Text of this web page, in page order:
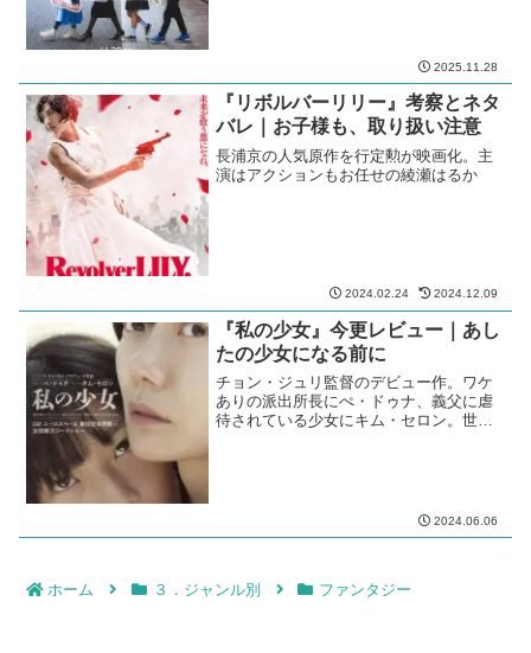
2025.11.28
『リボルバーリリー』考察とネタ
バレ｜お子様も、取り扱い注意
長浦京の人気原作を行定勲が映画化。主
演はアクションもお任せの綾瀬はるか
2024.02.24 2024.12.09
『私の少女』今更レビュー｜あし
たの少女になる前に
チョン・ジュリ監督のデビュー作。ワケ
ありの派出所長にぺ・ドゥナ、義父に虐
待されている少女にキム・セロン。世代
2024.06.06
ホーム ３．ジャンル別 ファンタジー